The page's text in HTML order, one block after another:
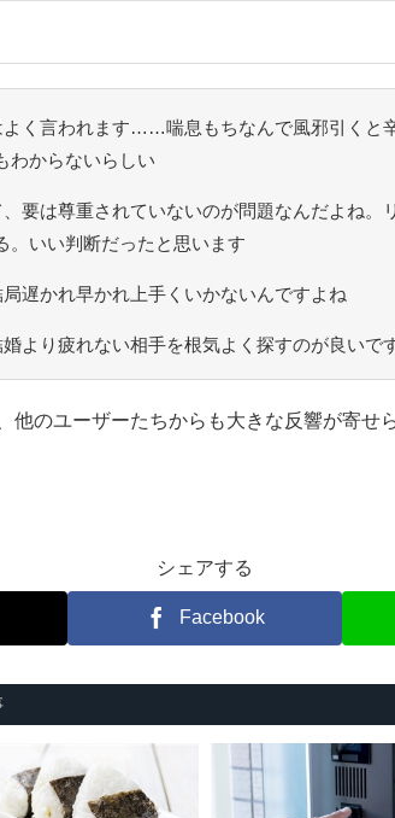
く言われます……喘息もちなんで風邪引くと
わからないらしい
要は尊重されていないのが問題なんだよね。
。いい判断だったと思います
遅かれ早かれ上手くいかないんですよね
より疲れない相手を根気よく探すのが良いで
他のユーザーたちからも大きな反響が寄せ
シェアする
Facebook